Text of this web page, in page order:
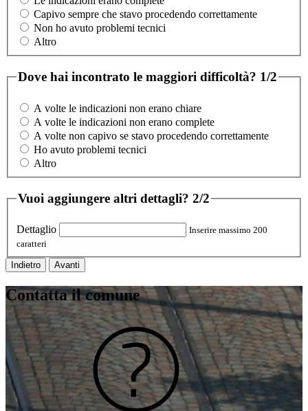
Capivo sempre che stavo procedendo correttamente
Non ho avuto problemi tecnici
Altro
Dove hai incontrato le maggiori difficoltà? 1/2
A volte le indicazioni non erano chiare
A volte le indicazioni non erano complete
A volte non capivo se stavo procedendo correttamente
Ho avuto problemi tecnici
Altro
Vuoi aggiungere altri dettagli? 2/2
Dettaglio
Inserire massimo 200
caratteri
Indietro Avanti
Contatta il comune